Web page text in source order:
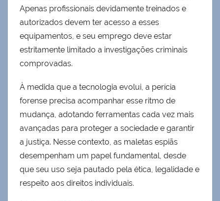
Apenas profissionais devidamente treinados e
autorizados devem ter acesso a esses
equipamentos, e seu emprego deve estar
estritamente limitado a investigações criminais
comprovadas.
À medida que a tecnologia evolui, a perícia
forense precisa acompanhar esse ritmo de
mudança, adotando ferramentas cada vez mais
avançadas para proteger a sociedade e garantir
a justiça. Nesse contexto, as maletas espiãs
desempenham um papel fundamental, desde
que seu uso seja pautado pela ética, legalidade e
respeito aos direitos individuais.